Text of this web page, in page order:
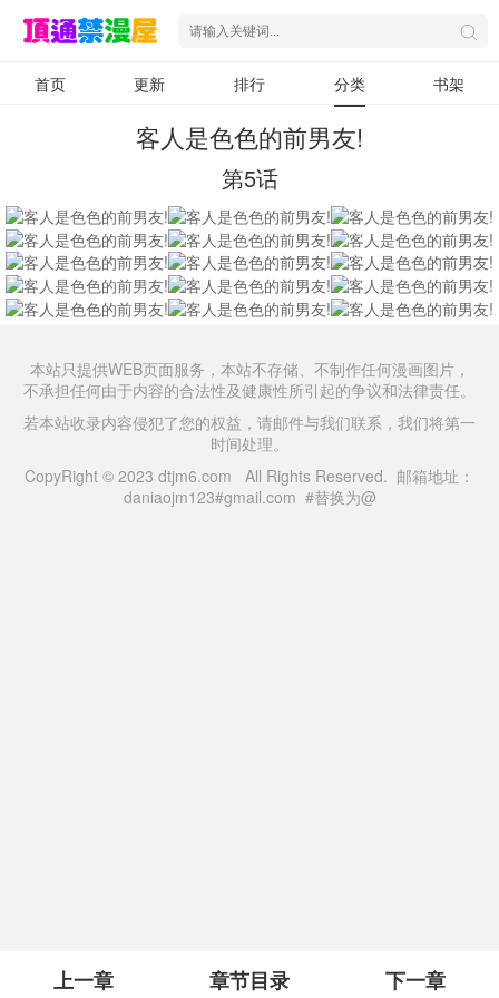
首页 更新 排行 分类 书架
客人是色色的前男友!
第5话
上一章 章节目录 下一章
本站只提供WEB页面服务，本站不存储、不制作任何漫画图片，
不承担任何由于内容的合法性及健康性所引起的争议和法律责任。
若本站收录内容侵犯了您的权益，请邮件与我们联系，我们将第一
时间处理。
CopyRight © 2023 dtjm6.com All Rights Reserved. 邮箱地址：
daniaojm123#gmail.com #替换为@